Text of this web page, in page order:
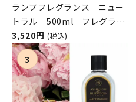
ランプフレグランス ニュー
トラル 500ml フレグラン
スランプ用オイル
ASHLEIGH&BURWOOD（ア
シュレイアンドバーウッド）
3,520円 (税込)